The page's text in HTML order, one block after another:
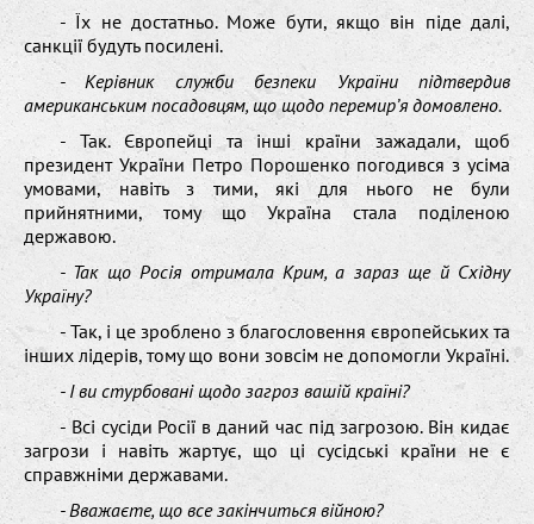
- Їх не достатньо. Може бути, якщо він піде далі,
санкції будуть посилені.
- Керівник служби безпеки України підтвердив
американським посадовцям, що щодо перемир’я домовлено.
- Так. Європейці та інші країни зажадали, щоб
президент України Петро Порошенко погодився з усіма
умовами, навіть з тими, які для нього не були
прийнятними, тому що Україна стала поділеною
державою.
- Так що Росія отримала Крим, а зараз ще й Східну
Україну?
- Так, і це зроблено з благословення європейських та
інших лідерів, тому що вони зовсім не допомогли Україні.
- І ви стурбовані щодо загроз вашій країні?
- Всі сусіди Росії в даний час під загрозою. Він кидає
загрози і навіть жартує, що ці сусідські країни не є
справжніми державами.
- Вважаєте, що все закінчиться війною?